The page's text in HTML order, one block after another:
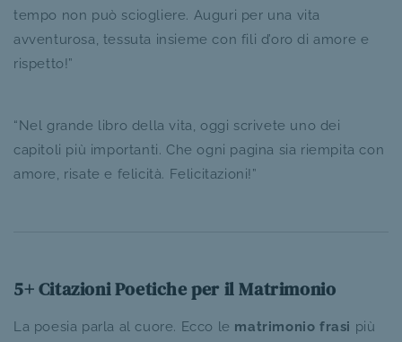
tempo non può sciogliere. Auguri per una vita
avventurosa, tessuta insieme con fili d’oro di amore e
rispetto!”
“Nel grande libro della vita, oggi scrivete uno dei
capitoli più importanti. Che ogni pagina sia riempita con
amore, risate e felicità. Felicitazioni!”
5+ Citazioni Poetiche per il Matrimonio
La poesia parla al cuore. Ecco le matrimonio frasi più